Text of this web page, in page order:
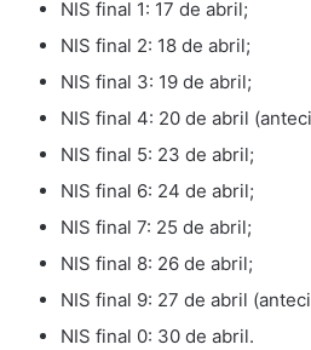
NIS final 1: 17 de abril;
NIS final 2: 18 de abril;
NIS final 3: 19 de abril;
NIS final 4: 20 de abril
NIS final 5: 23 de abril;
NIS final 6: 24 de abril;
NIS final 7: 25 de abril;
NIS final 8: 26 de abril;
NIS final 9: 27 de abril
NIS final 0: 30 de abril.